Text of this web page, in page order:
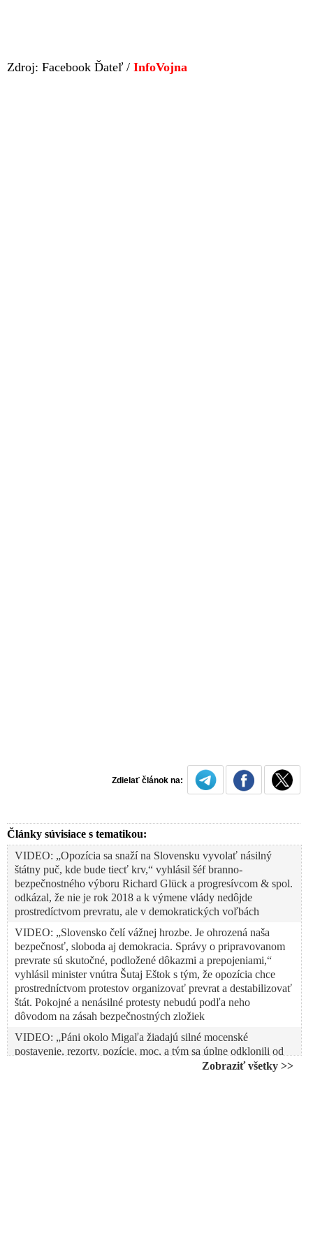
Zdroj: Facebook Ďateľ / InfoVojna
Zdielať článok na:
Články súvisiace s tematikou:
VIDEO: „Opozícia sa snaží na Slovensku vyvolať násilný
štátny puč, kde bude tiecť krv,“ vyhlásil šéf branno-
bezpečnostného výboru Richard Glück a progresívcom & spol.
odkázal, že nie je rok 2018 a k výmene vlády nedôjde
prostredíctvom prevratu, ale v demokratických voľbách
VIDEO: „Slovensko čelí vážnej hrozbe. Je ohrozená naša
bezpečnosť, sloboda aj demokracia. Správy o pripravovanom
prevrate sú skutočné, podložené dôkazmi a prepojeniami,“
vyhlásil minister vnútra Šutaj Eštok s tým, že opozícia chce
prostredníctvom protestov organizovať prevrat a destabilizovať
štát. Pokojné a nenásilné protesty nebudú podľa neho
dôvodom na zásah bezpečnostných zložiek
VIDEO: „Páni okolo Migaľa žiadajú silné mocenské
postavenie, rezorty, pozície, moc, a tým sa úplne odklonili od
odkazu, ktorý som ja ako Peter Pellegrini sa snažil do Hlasu
Zobraziť všetky >>